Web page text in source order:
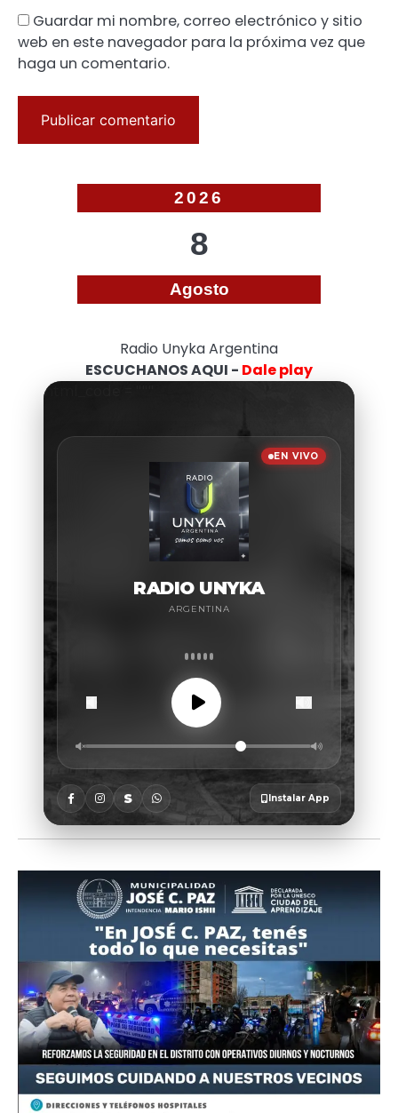
Guardar mi nombre, correo electrónico y sitio
web en este navegador para la próxima vez que
haga un comentario.
2026
8
Agosto
Radio Unyka Argentina
ESCUCHANOS AQUI - Dale play